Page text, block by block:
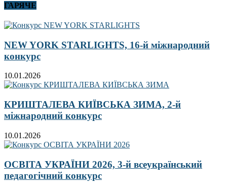
ГАРЯЧЕ
NEW YORK STARLIGHTS, 16-й міжнародний
конкурс
10.01.2026
КРИШТАЛЕВА КИЇВСЬКА ЗИМА, 2-й
міжнародний конкурс
10.01.2026
ОСВІТА УКРАЇНИ 2026, 3-й всеукраїнський
педагогічний конкурс